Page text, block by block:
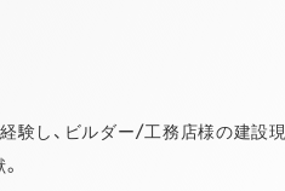
験し、ビルダー/工務店様の建設